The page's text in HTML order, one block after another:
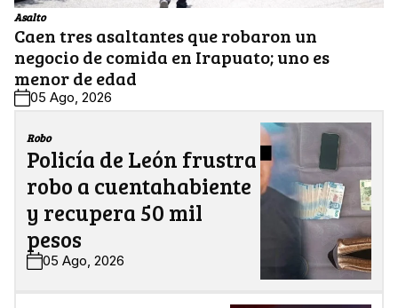
Asalto
Caen tres asaltantes que robaron un
negocio de comida en Irapuato; uno es
menor de edad
05 Ago, 2026
Robo
Policía de León frustra
robo a cuentahabiente
y recupera 50 mil
pesos
05 Ago, 2026